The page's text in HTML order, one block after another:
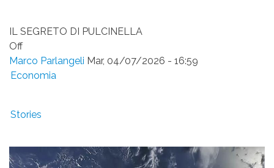
IL SEGRETO DI PULCINELLA
Off
Marco Parlangeli Mar, 04/07/2026 - 16:59
Economia
Stories